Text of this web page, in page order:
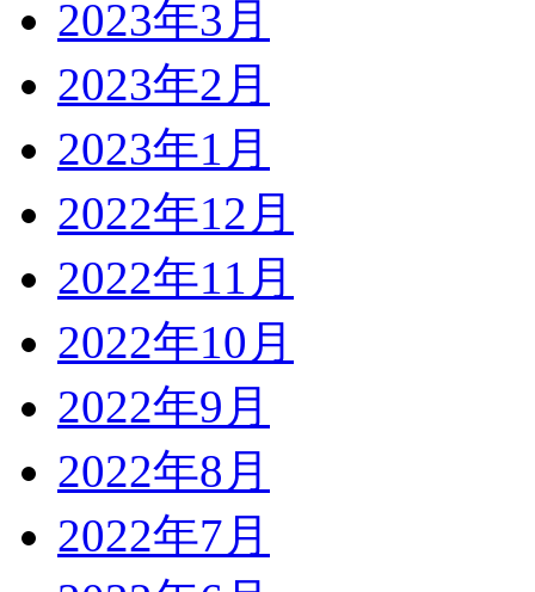
2023年3月
2023年2月
2023年1月
2022年12月
2022年11月
2022年10月
2022年9月
2022年8月
2022年7月